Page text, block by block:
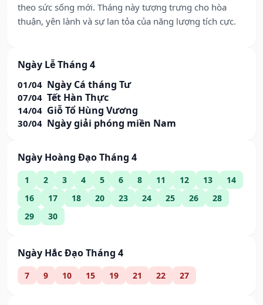
theo sức sống mới. Tháng này tượng trưng cho hòa
thuận, yên lành và sự lan tỏa của năng lượng tích cực.
Ngày Lễ Tháng 4
01/04 Ngày Cá tháng Tư
07/04 Tết Hàn Thực
14/04 Giỗ Tổ Hùng Vương
30/04 Ngày giải phóng miền Nam
Ngày Hoàng Đạo Tháng 4
1 2 3 4 5 6 8 11 12 13
14
16
17 18 20 23 24 25 26
28
29
30
Ngày Hắc Đạo Tháng 4
7 9 10 15 19 21 22 27